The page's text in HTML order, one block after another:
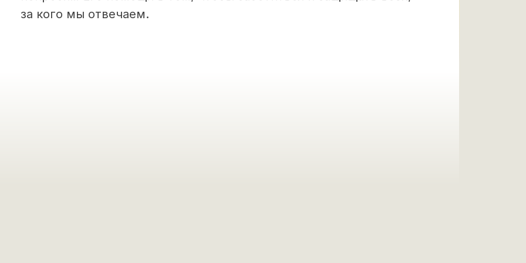
за кого мы отвечаем.